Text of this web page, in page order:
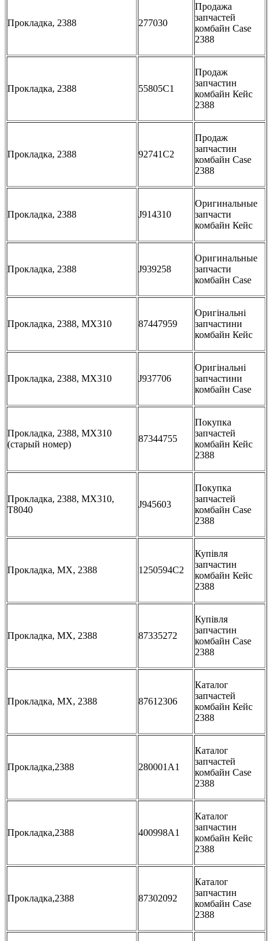
Прокладка, 2388 277030
Продажа
запчастей
комбайн Case
2388
Прокладка, 2388 55805C1
Продаж
запчастин
комбайн Кейс
2388
Прокладка, 2388 92741C2
Продаж
запчастин
комбайн Case
2388
Прокладка, 2388 J914310
Оригинальные
запчасти
комбайн Кейс
Прокладка, 2388 J939258
Оригинальные
запчасти
комбайн Case
Прокладка, 2388, MX310 87447959
Оригінальні
запчастини
комбайн Кейс
Прокладка, 2388, MX310 J937706
Оригінальні
запчастини
комбайн Case
Прокладка, 2388, MX310
(старый номер)
87344755
Покупка
запчастей
комбайн Кейс
2388
Прокладка, 2388, MX310,
T8040
J945603
Покупка
запчастей
комбайн Case
2388
Прокладка, MX, 2388 1250594C2
Купівля
запчастин
комбайн Кейс
2388
Прокладка, MX, 2388 87335272
Купівля
запчастин
комбайн Case
2388
Прокладка, MX, 2388 87612306
Каталог
запчастей
комбайн Кейс
2388
Прокладка,2388 280001A1
Каталог
запчастей
комбайн Case
2388
Прокладка,2388 400998A1
Каталог
запчастин
комбайн Кейс
2388
Прокладка,2388 87302092
Каталог
запчастин
комбайн Case
2388